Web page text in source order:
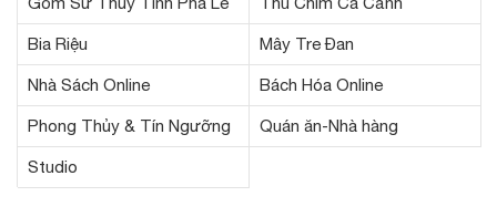
Bia Riệu Mây Tre Đan
Nhà Sách Online Bách Hóa Online
Phong Thủy & Tín Ngưỡng Quán ăn-Nhà hàng
Studio